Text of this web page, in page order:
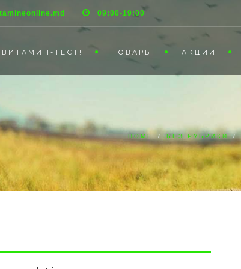
09:00-19:00
ВИТАМИН-ТЕСТ! ТОВАРЫ АКЦИИ
HOME / БЕЗ РУБРИКИ /